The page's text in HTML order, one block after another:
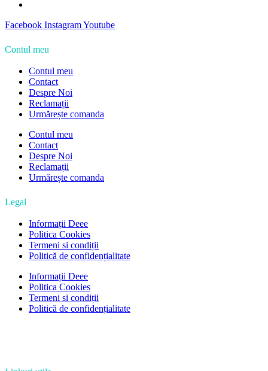
Facebook InstagramYoutube
Contul meu
Contul meu
Contact
Despre Noi
Reclamații
Urmărește comanda
Contul meu
Contact
Despre Noi
Reclamații
Urmărește comanda
Legal
Informații Deee
Politica Cookies
Termeni si condiții
Politică de confidențialitate
Informații Deee
Politica Cookies
Termeni si condiții
Politică de confidențialitate